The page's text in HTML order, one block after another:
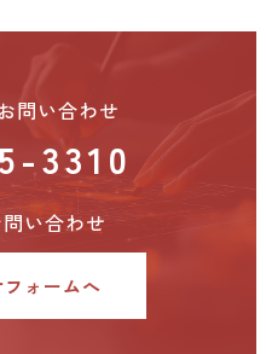
問い合わせ
3310
い合わせ
ォームへ